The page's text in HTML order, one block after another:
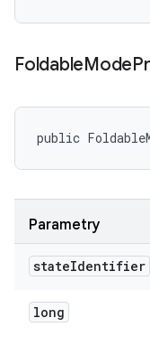
FoldableMode
public
Parametry
stateIdentifier
long